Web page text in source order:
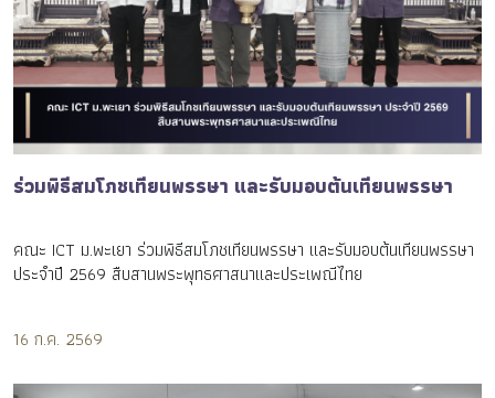
ร่วมพิธีสมโภชเทียนพรรษา และรับมอบต้นเทียนพรรษา
คณะ ICT ม.พะเยา ร่วมพิธีสมโภชเทียนพรรษา และรับมอบต้นเทียนพรรษา
ประจำปี 2569 สืบสานพระพุทธศาสนาและประเพณีไทย
16 ก.ค. 2569